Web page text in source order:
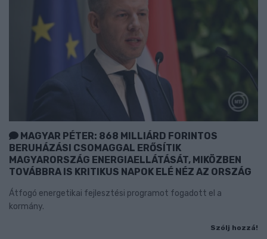
MAGYAR PÉTER: 868 MILLIÁRD FORINTOS
BERUHÁZÁSI CSOMAGGAL ERŐSÍTIK
MAGYARORSZÁG ENERGIAELLÁTÁSÁT, MIKÖZBEN
TOVÁBBRA IS KRITIKUS NAPOK ELÉ NÉZ AZ ORSZÁG
Átfogó energetikai fejlesztési programot fogadott el a
kormány.
Szólj hozzá!